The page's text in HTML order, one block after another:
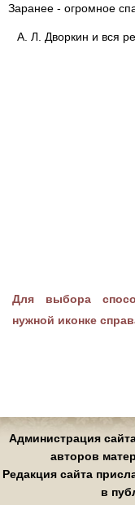
Заранее - огромное
А. Л. Дворкин и вся
Для выбора
нужной иконке
Администрация
авторов
Редакция сайта
в